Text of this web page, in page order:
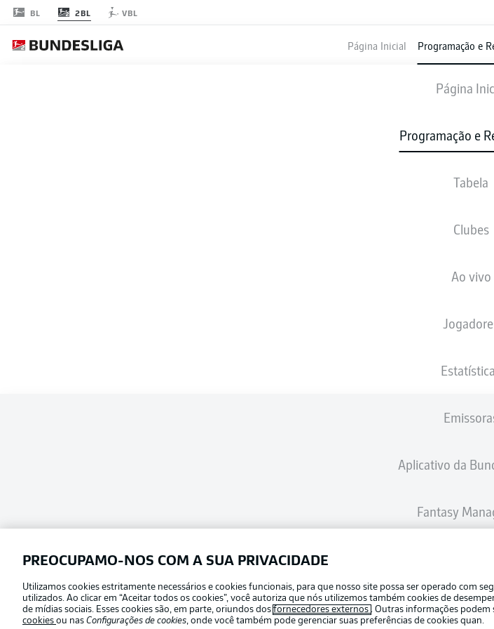
BL 2BL VBL
Página Inicial Programação e
Página
Programação e
Tabela
Clubes
Ao vivo
Aplicativo da
Fantasy
Escolha seu idioma
Português
MAGDEBURG
ESCALAÇÕES
A escalação inicial será divulgada 60
Football as it’s meant to be
APLICATIVO DA BUNDESLIGA
PREOCUPAMO-NOS COM A SUA PRIVACIDADE
Utilizamos cookies estritamente necessários e cookies funcionais, para que nosso site possa ser operado com
utilizados. Ao clicar em “Aceitar todos os cookies”, você autoriza que nós utilizemos também cookies de
de mídias sociais. Esses cookies são, em parte, oriundos dos fornecedores externos . Outras informações podem
cookies ou nas Configurações de cookies, onde você também pode gerenciar suas preferências de cookies quan.